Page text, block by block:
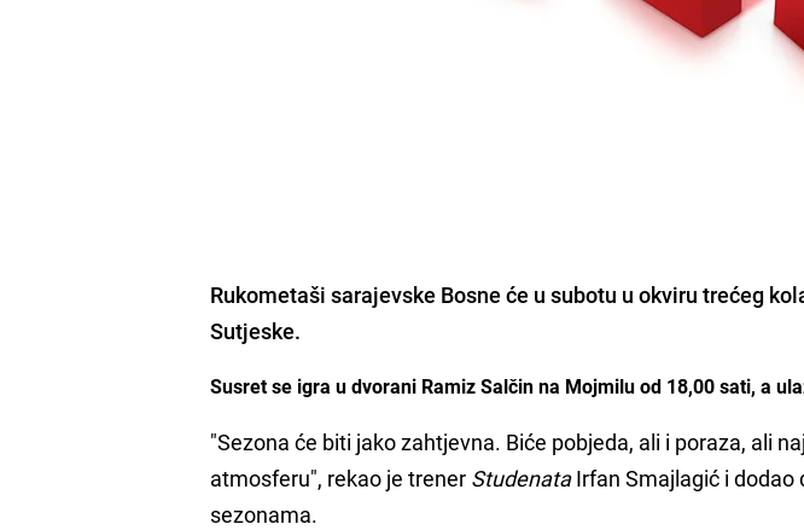
Rukometaši sarajevske Bosne će u subotu u okviru trećeg
Sutjeske.
Susret se igra u dvorani Ramiz Salčin na Mojmilu od 18,00 sati, a
"Sezona će biti jako zahtjevna. Biće pobjeda, ali i poraza, ali
atmosferu", rekao je trener StudenataIrfan Smajlagić i dodao
sezonama.